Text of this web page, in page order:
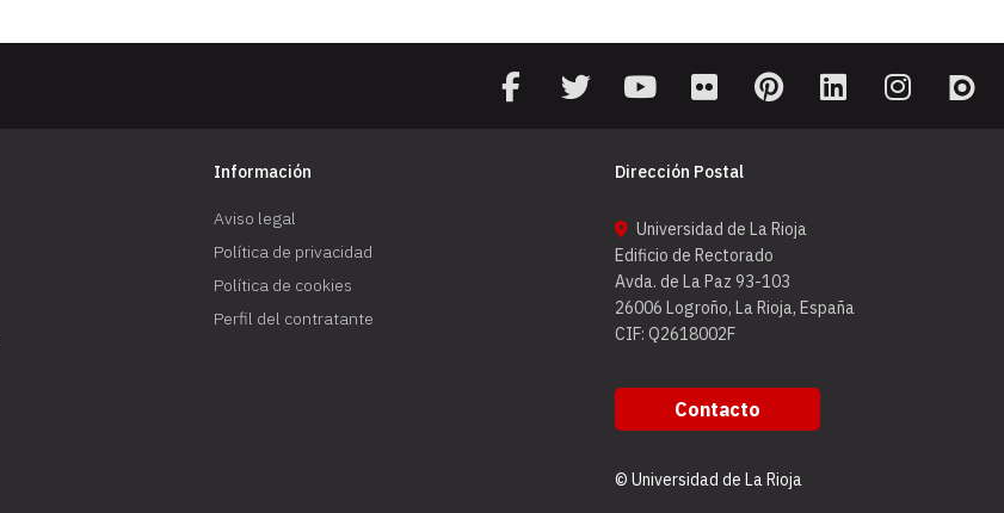
Información
Aviso legal
Política de privacidad
Política de cookies
Perfil del contratante
Dirección Postal
Universidad de La Rioja
Edificio de Rectorado
Avda. de La Paz 93-103
26006 Logroño, La Rioja, España
CIF: Q2618002F
Contacto
© Universidad de La Rioja